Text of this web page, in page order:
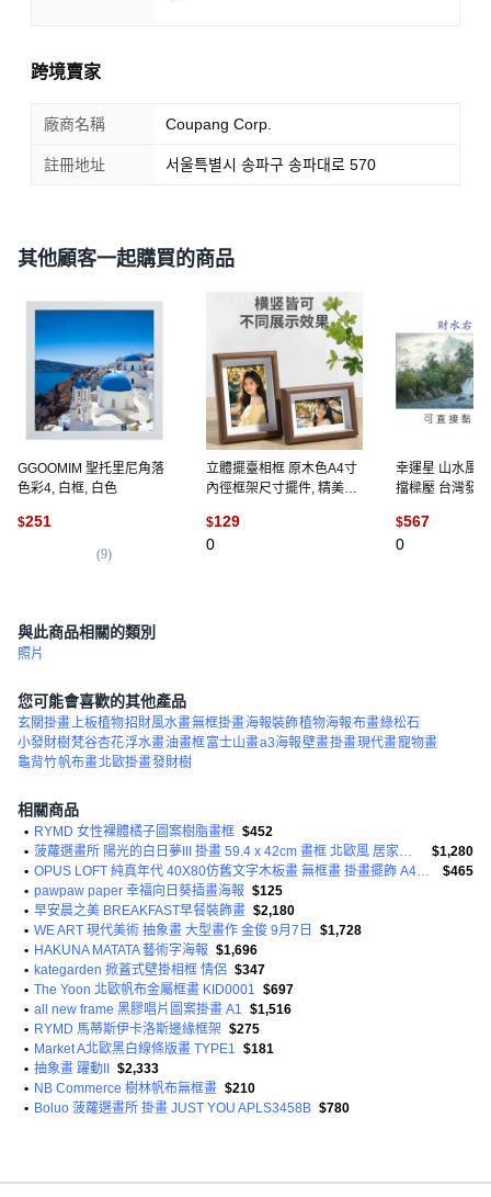
跨境賣家
廠商名稱 Coupang Corp.
註冊地址 서울특별시 송파구 송파대로 570
其他顧客一起購買的商品
GGOOMIM 聖托里尼角落
色彩4, 白框, 白色
$251
(9)
立體擺臺相框 原木色A4寸
內徑框架尺寸擺件, 精美高
裝 12.5*17.5 +卡紙+橫, 胡
桃色
$129
0
幸運星 山水風
擋樑壓 台灣發
可直接黏, 無框
$567
0
與此商品相關的類別
照片
您可能會喜歡的其他產品
玄關掛畫上板植物招財風水畫無框掛畫海報裝飾植物海報布畫綠松石
小發財樹梵谷杏花浮水畫油畫框富士山畫a3海報壁畫掛畫現代畫寵物畫
龜背竹帆布畫北歐掛畫發財樹
相關商品
• RYMD 女性裸體橘子圖案樹脂畫框 $452
•
菠蘿選畫所 陽光的白日夢III 掛畫 59.4 x 42cm 畫框 北歐風 居家裝飾
$1,280
•
OPUS LOFT 純真年代 40X80仿舊文字木板畫 無框畫 掛畫擺飾 A48033-2 SLEEP
$465
• pawpaw paper 幸福向日葵插畫海報 $125
• 早安晨之美 BREAKFAST早餐裝飾畫 $2,180
• WE ART 現代美術 抽象畫 大型畫作 金俊 9月7日
$1,728
• HAKUNA MATATA 藝術字海報 $1,696
• kategarden 掀蓋式壁掛相框 情侶 $347
• The Yoon 北歐帆布金屬框畫 KID0001 $697
• all new frame 黑膠唱片圖案掛畫 A1 $1,516
• RYMD 馬蒂斯伊卡洛斯邊緣框架 $275
• Market A北歐黑白線條版畫 TYPE1 $181
• 抽象畫 躍動II
$2,333
• NB Commerce 樹林帆布無框畫 $210
• Boluo 菠蘿選畫所 掛畫 JUST YOU APLS3458B $780